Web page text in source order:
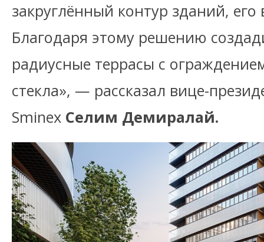
закруглённый контур зданий,
Благодаря этому решению
радиусные террасы с
стекла», — рассказал вице-
Sminex Селим Демиралай.